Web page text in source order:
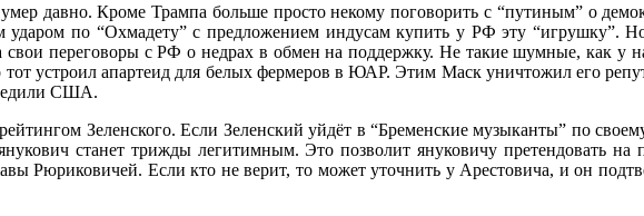
давно. Кроме Трампа больше просто некому поговорить с “путиным” о
ударом по “Охмадету” с предложением индусам купить у РФ эту “игрушку”.
переговоры с РФ о недрах в обмен на поддержку. Не такие шумные, как у
устроил апартеид для белых фермеров в ЮАР. Этим Маск уничтожил его
США.
Зеленского. Если Зеленский уйдёт в “Бременские музыканты” по
станет трижды легитимным. Это позволит януковичу претендовать на
Рюриковичей. Если кто не верит, то может уточнить у Арестовича, и он